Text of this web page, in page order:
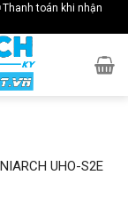
Thanh toán khi nhận
UHO-S2E